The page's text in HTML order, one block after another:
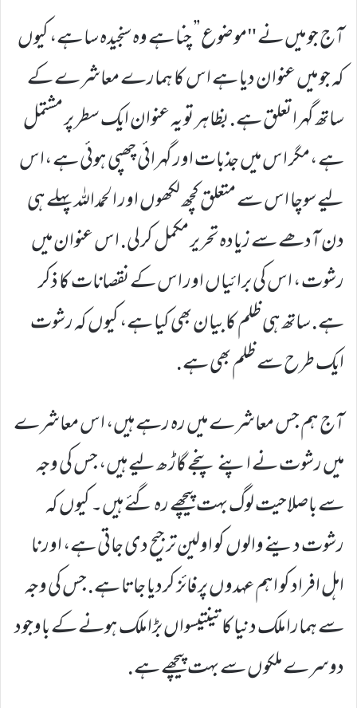
آج جو میں نے "موضوع” چنا ہے وہ سنجیدہ سا ہے، کیوں
کہ جو میں عنوان دیا ہے اس کا ہمارے معاشرے کے
ساتھ گہرا تعلق ہے. بظاہر تو یہ عنوان ایک سطر پر مشتمل
ہے ،مگر اس میں جذبات اور گہرائی چھپی ہوئی ہے ،اس
لیے سوچا اس سے متعلق کچھ لکھوں اور الحمداللہ پہلے ہی
دن آدھے سے زیادہ تحریر مکمل کرلی. اس عنوان میں
رشوت ، اس کی برائیاں اور اس کے نقصانات کا ذکر
ہے. ساتھ ہی ظلم کا بیان بھی کیا ہے، کیوں کہ رشوت
ایک طرح سے ظلم بھی ہے.
آج ہم جس معاشرے میں رہ رہے ہیں، اس معاشرے
میں رشوت نے اپنے پنجے گاڑھ لیے ہیں، جس کی وجہ
سے باصلاحیت لوگ بہت پیچھے رہ گئے ہیں۔ کیوں کہ
رشوت دینے والوں کو اولین ترجیح دی جاتی ہے، اور نا
اہل افراد کو اہم عہدوں پر فائز کردیا جاتا ہے. جس کی وجہ
سے ہمارا ملک دنیا کا تینتیسواں بڑا ملک ہونے کے باوجود
دوسرے ملکوں سے بہت پیچھے ہے.